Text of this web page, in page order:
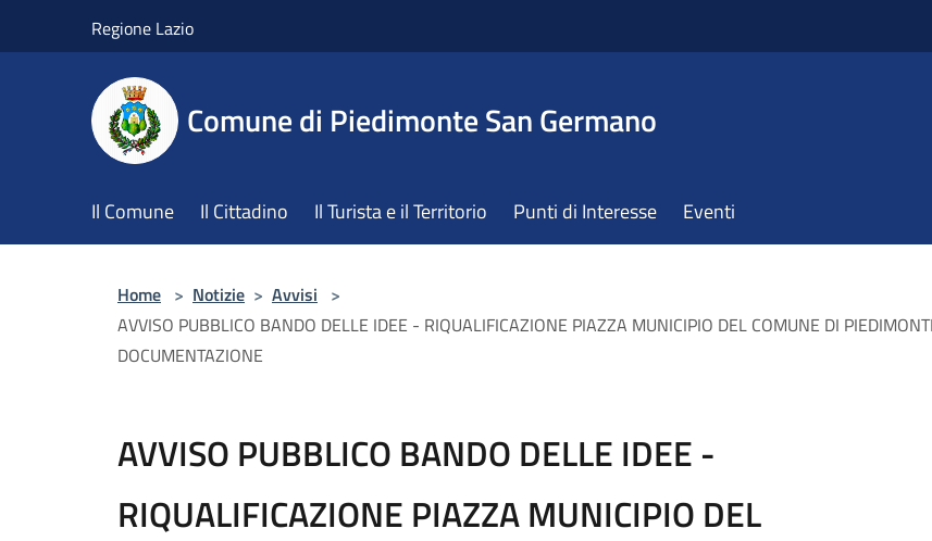
Regione Lazio
Comune di Piedimonte San Germano
Il Comune Il Cittadino Il Turista e il Territorio Punti di Interesse Eventi
Home > Notizie > Avvisi >
AVVISO PUBBLICO BANDO DELLE IDEE - RIQUALIFICAZIONE PIAZZA MUNICIPIO DEL COMUNE DI
DOCUMENTAZIONE
AVVISO PUBBLICO BANDO DELLE IDEE -
RIQUALIFICAZIONE PIAZZA MUNICIPIO DEL